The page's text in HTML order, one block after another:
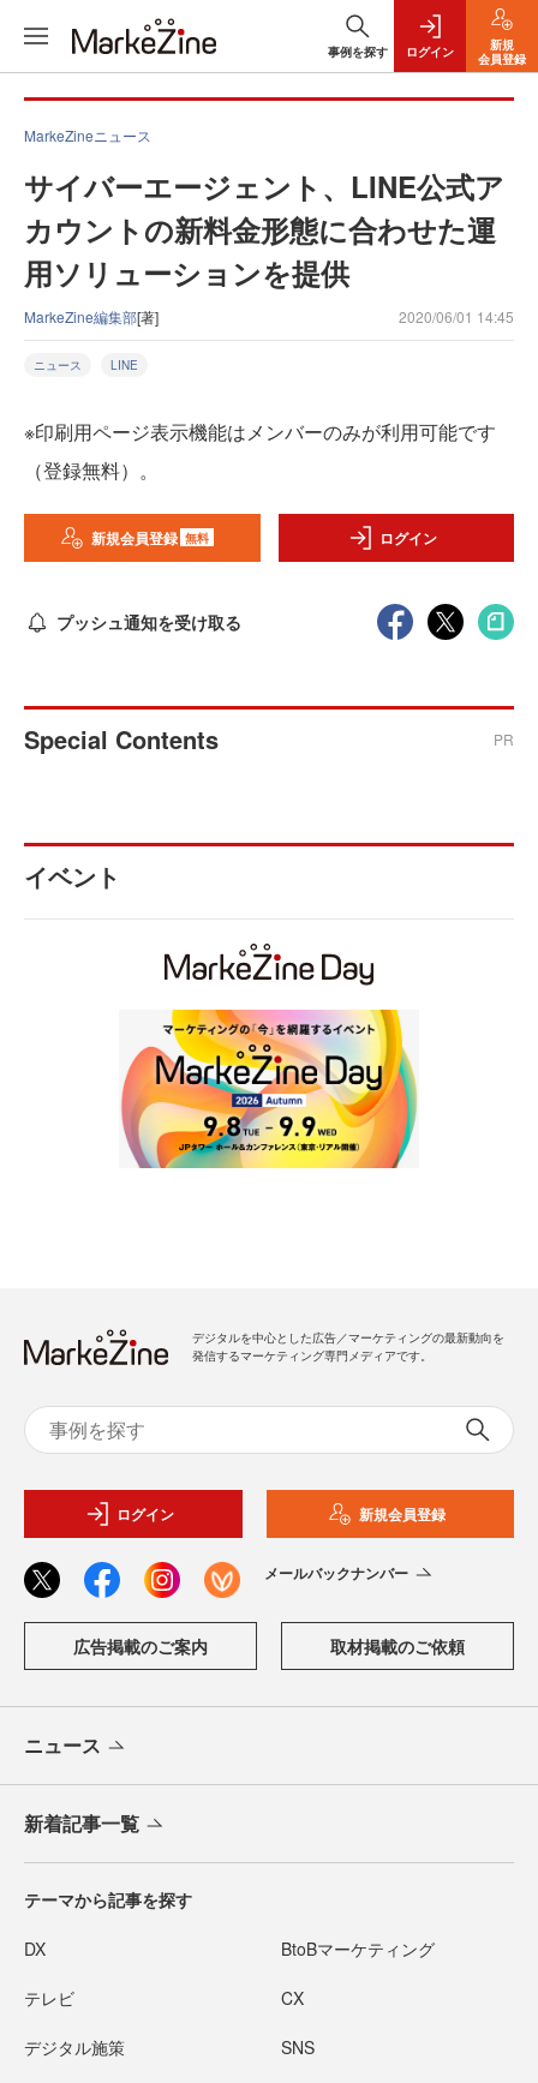
事例を探す ログイン
新規
会員登録
MarkeZineニュース
サイバーエージェント、LINE公式ア
カウントの新料金形態に合わせた運
用ソリューションを提供
MarkeZine編集部[著] 2020/06/01 14:45
ニュース LINE
※印刷用ページ表示機能はメンバーのみが利用可能です
（登録無料）。
新規会員登録 無料 ログイン
プッシュ通知を受け取る
Special Contents PR
イベント
デジタルを中心とした広告／マーケティングの最新動向を
発信するマーケティング専門メディアです。
ログイン 新規会員登録
メールバックナンバー
広告掲載のご案内 取材掲載のご依頼
ニュース
新着記事一覧
テーマから記事を探す
DX BtoBマーケティング
テレビ CX
デジタル施策 SNS